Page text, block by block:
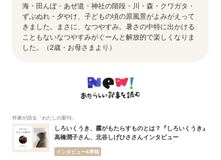
海・田んぼ・あぜ道・神社の階段・川・森・クワガタ・
ずぶぬれ・夕やけ、子どもの頃の原風景がよみがえって
きました。まさに、なつやすみ。暑さの中特に出かける
こともないなつやすみがぐーんと解放的で楽しくなりま
した。（2歳・お母さまより）
作家が語る「わたしの新刊」
しろいくうき、霧がもたらすものとは？『しろいくうき』
高橋潤子さん、北谷しげひささんインタビュー
インタビュー&寄稿